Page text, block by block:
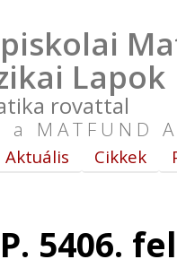
Lapok
rovattal
a MATFUND
Aktuális Cikkek
5406.